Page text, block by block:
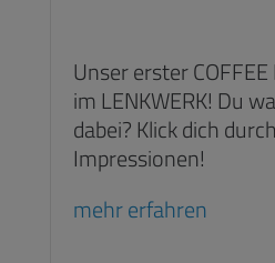
Unser erster
im LENKWERK! Du
dabei? Klick dich
Impressionen!
mehr erfahren